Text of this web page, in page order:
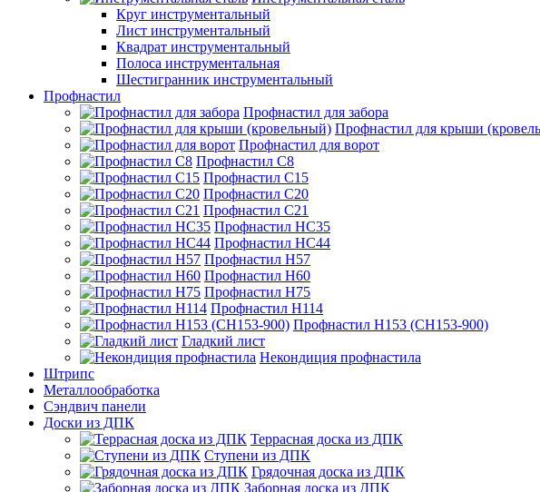
Круг инструментальный
Лист инструментальный
Квадрат инструментальный
Полоса инструментальная
Шестигранник инструментальный
Профнастил
Профнастил для забора
Профнастил для крыши
Профнастил для ворот
Профнастил С8
Профнастил С15
Профнастил С20
Профнастил С21
Профнастил НС35
Профнастил НС44
Профнастил Н57
Профнастил Н60
Профнастил Н75
Профнастил Н114
Профнастил Н153 (СН153-900)
Гладкий лист
Некондиция профнастила
Штрипс
Металлообработка
Сэндвич панели
Доски из ДПК
Террасная доска из ДПК
Ступени из ДПК
Грядочная доска из ДПК
Заборная доска из ДПК